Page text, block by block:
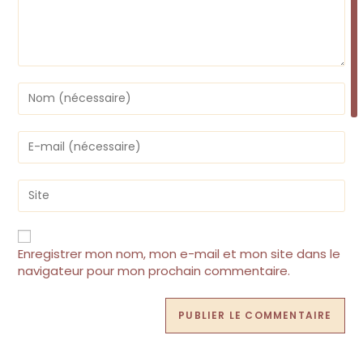
Enter
your
name
or
username
to
comment
Enter
your
email
address
to
comment
Saisir
l’URL
de
votre
site
(facultatif)
Enregistrer mon nom, mon e-mail et mon site dans le
navigateur pour mon prochain commentaire.